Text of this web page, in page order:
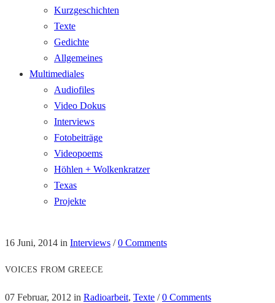
Kurzgeschichten
Texte
Gedichte
Allgemeines
Multimediales
Audiofiles
Video Dokus
Interviews
Fotobeiträge
Videopoems
Höhlen + Wolkenkratzer
Texas
Projekte
16 Juni, 2014 in Interviews /0 Comments
VOICES FROM GREECE
07 Februar, 2012 in Radioarbeit, Texte /0 Comments